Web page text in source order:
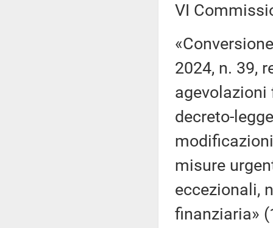
VI
2024, n. 39,
decreto-
misure
eccezionali,
finanziaria»